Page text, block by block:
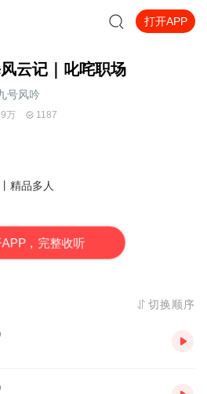
打开APP
云记｜叱咤职场
号风吟
万 1187
精品多人
APP，完整收听
切换顺序